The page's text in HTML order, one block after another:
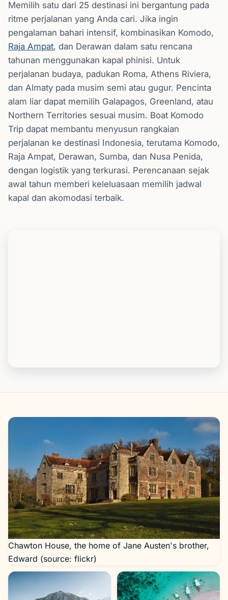
Memilih satu dari 25 destinasi ini bergantung pada
ritme perjalanan yang Anda cari. Jika ingin
pengalaman bahari intensif, kombinasikan Komodo,
Raja Ampat, dan Derawan dalam satu rencana
tahunan menggunakan kapal phinisi. Untuk
perjalanan budaya, padukan Roma, Athens Riviera,
dan Almaty pada musim semi atau gugur. Pencinta
alam liar dapat memilih Galapagos, Greenland, atau
Northern Territories sesuai musim. Boat Komodo
Trip dapat membantu menyusun rangkaian
perjalanan ke destinasi Indonesia, terutama Komodo,
Raja Ampat, Derawan, Sumba, dan Nusa Penida,
dengan logistik yang terkurasi. Perencanaan sejak
awal tahun memberi keleluasaan memilih jadwal
kapal dan akomodasi terbaik.
Galeri
Chawton House, the home of Jane Austen's brother,
Edward (source: flickr)